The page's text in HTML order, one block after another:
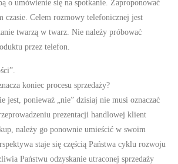
o umówienie się na spotkanie. Zaproponować
czasie. Celem rozmowy telefonicznej jest
twarzą w twarz. Nie należy próbować
przez telefon.
koniec procesu sprzedaży?
jest, ponieważ „nie” dzisiaj nie musi oznaczać
prezentacji handlowej klient
należy go ponownie umieścić w swoim
staje się częścią Państwa cyklu rozwoju
Państwu odzyskanie utraconej sprzedaży